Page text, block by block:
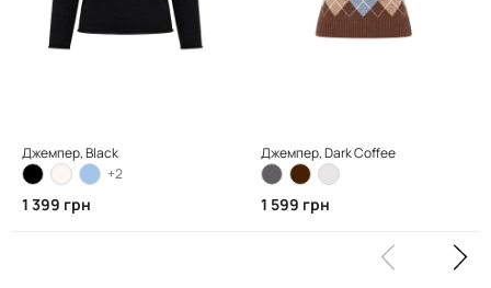
Джемпер, Black
+2
1 399 грн
Джемпер, Dark Coffee
1 599 грн